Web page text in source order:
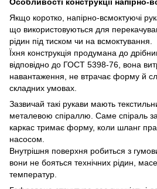
Якщо коротко, напірно-всмоктуючі
що використовуються для
рідин під тиском чи на всмоктування.
Їхня конструкція продумана до
відповідно до ГОСТ 5398-76, вона
навантаження, не втрачає форму й
складних умовах.
Зазвичай такі рукави мають
металевою спіраллю. Саме спіраль
каркас тримає форму, коли шланг
насосом.
Внутрішня поверхня робиться з
вони не бояться технічних рідин,
температур.